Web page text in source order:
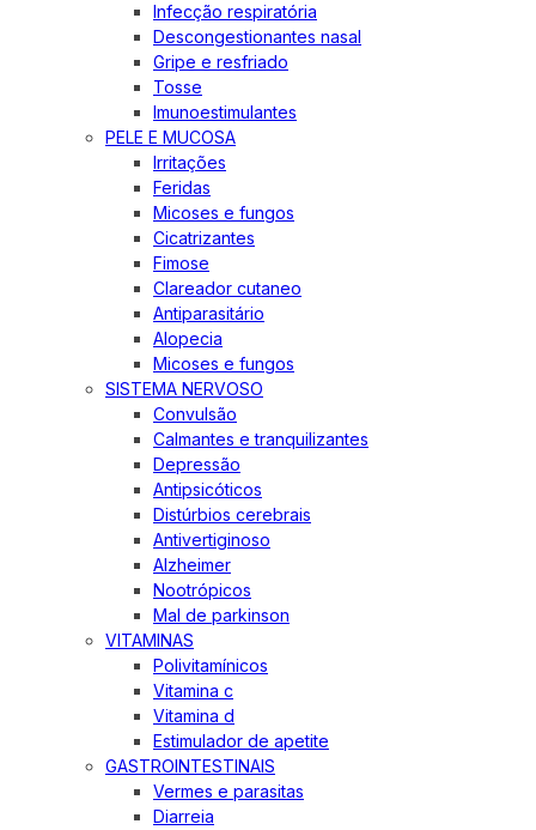
Infecção respiratória
Descongestionantes nasal
Gripe e resfriado
Tosse
Imunoestimulantes
PELE E MUCOSA
Irritações
Feridas
Micoses e fungos
Cicatrizantes
Fimose
Clareador cutaneo
Antiparasitário
Alopecia
Micoses e fungos
SISTEMA NERVOSO
Convulsão
Calmantes e tranquilizantes
Depressão
Antipsicóticos
Distúrbios cerebrais
Antivertiginoso
Alzheimer
Nootrópicos
Mal de parkinson
VITAMINAS
Polivitamínicos
Vitamina c
Vitamina d
Estimulador de apetite
GASTROINTESTINAIS
Vermes e parasitas
Diarreia